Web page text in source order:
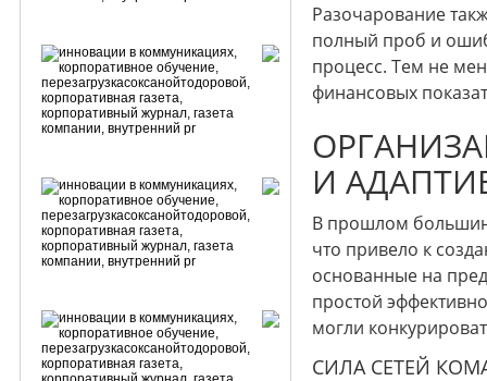
Разочарование
полный проб и
процесс. Тем не
финансовых
И
В прошлом
что привело к
основанные на
простой
могли
СИЛА СЕТЕЙ